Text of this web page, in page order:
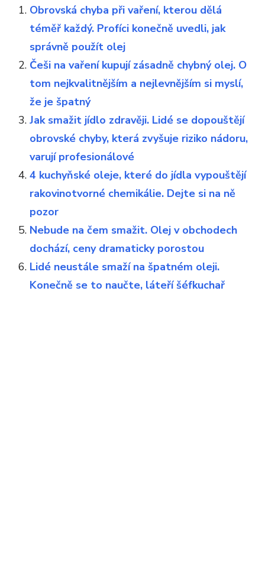
Obrovská chyba při vaření, kterou dělá
téměř každý. Profíci konečně uvedli, jak
správně použít olej
Češi na vaření kupují zásadně chybný olej. O
tom nejkvalitnějším a nejlevnějším si myslí,
že je špatný
Jak smažit jídlo zdravěji. Lidé se dopouštějí
obrovské chyby, která zvyšuje riziko nádoru,
varují profesionálové
4 kuchyňské oleje, které do jídla vypouštějí
rakovinotvorné chemikálie. Dejte si na ně
pozor
Nebude na čem smažit. Olej v obchodech
dochází, ceny dramaticky porostou
Lidé neustále smaží na špatném oleji.
Konečně se to naučte, láteří šéfkuchař